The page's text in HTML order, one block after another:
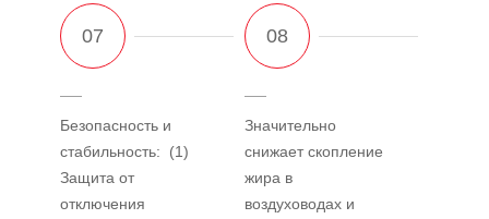
Безопасность и
стабильность: (1)
Защита от
отключения
Значительно
снижает скопление
жира в
воздуховодах и